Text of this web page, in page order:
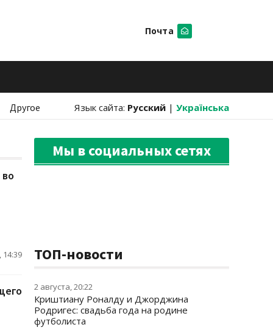
Почта
Другое Язык сайта: Русский | Українська
14:39
Мы в социальных сетях
ТОП-новости
2 августа, 20:22
Криштиану Роналду и Джорджина
Родригес: свадьба года на родине
футболиста